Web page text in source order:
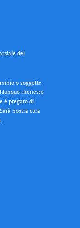
del
o soggette
ritenesse
è pregato di
nostra cura